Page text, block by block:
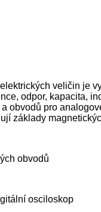
veličin je
odpor, kapacita,
obvodů pro
základy
obvodů
osciloskop